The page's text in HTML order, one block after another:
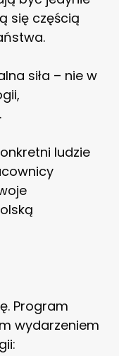
się częścią
siła – nie w
ludzie
Program
wydarzeniem